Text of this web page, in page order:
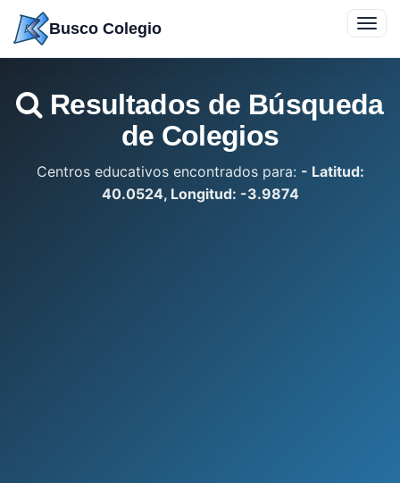
contenido
Busco Colegio
Resultados de Búsqueda
de Colegios
Centros educativos encontrados para: - Latitud:
40.0524, Longitud: -3.9874